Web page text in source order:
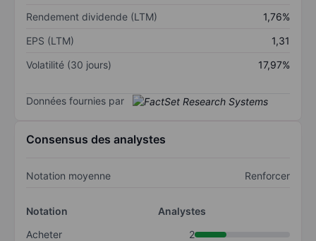
Rendement dividende (LTM)
1,76%
EPS (LTM)
1,31
Volatilité (30 jours)
17,97%
Données fournies par
Consensus des analystes
Notation moyenne Renforcer
Notation
Analystes
Acheter
2